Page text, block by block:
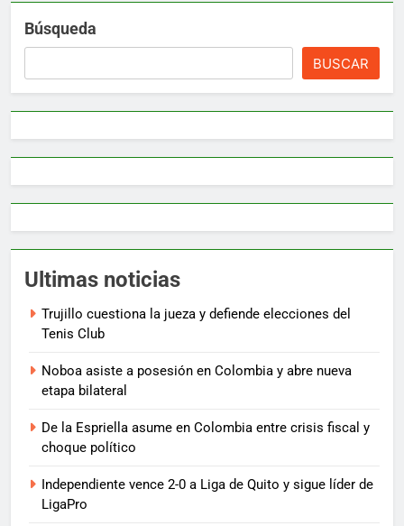
Búsqueda
BUSCAR
Ultimas noticias
Trujillo cuestiona la jueza y defiende elecciones del
Tenis Club
Noboa asiste a posesión en Colombia y abre nueva
etapa bilateral
De la Espriella asume en Colombia entre crisis fiscal y
choque político
Independiente vence 2-0 a Liga de Quito y sigue líder de
LigaPro